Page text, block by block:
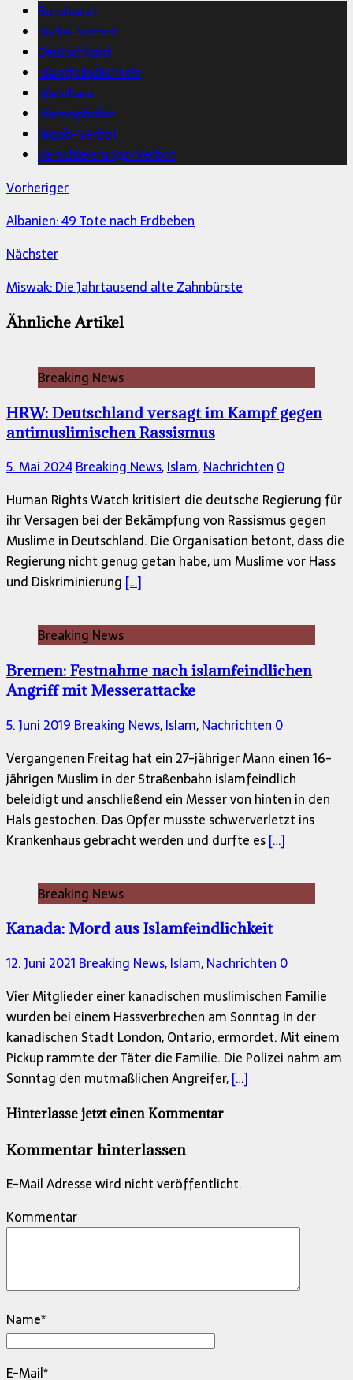
Bundesrat
Burka-Verbot
Deutschland
Islamfeindlichkeit
Islamhass
Islamophobie
Niqab-Verbot
Verschleierungs-Verbot
Vorheriger
Albanien: 49 Tote nach Erdbeben
Nächster
Miswak: Die Jahrtausend alte Zahnbürste
Ähnliche Artikel
Breaking News
HRW: Deutschland versagt im Kampf gegen
antimuslimischen Rassismus
5. Mai 2024Breaking News,Islam,Nachrichten0
Human Rights Watch kritisiert die deutsche Regierung für
ihr Versagen bei der Bekämpfung von Rassismus gegen
Muslime in Deutschland. Die Organisation betont, dass die
Regierung nicht genug getan habe, um Muslime vor Hass
und Diskriminierung […]
Breaking News
Bremen: Festnahme nach islamfeindlichen
Angriff mit Messerattacke
5. Juni 2019 Breaking News,Islam,Nachrichten 0
Vergangenen Freitag hat ein 27-jähriger Mann einen 16-
jährigen Muslim in der Straßenbahn islamfeindlich
beleidigt und anschließend ein Messer von hinten in den
Hals gestochen. Das Opfer musste schwerverletzt ins
Krankenhaus gebracht werden und durfte es[…]
Breaking News
Kanada: Mord aus Islamfeindlichkeit
12. Juni 2021 Breaking News,Islam,Nachrichten 0
Vier Mitglieder einer kanadischen muslimischen Familie
wurden bei einem Hassverbrechen am Sonntag in der
kanadischen Stadt London, Ontario, ermordet. Mit einem
Pickup rammte der Täter die Familie. Die Polizei nahm am
Sonntag den mutmaßlichen Angreifer,[…]
Hinterlasse jetzt einen Kommentar
Kommentar hinterlassen
E-Mail Adresse wird nicht veröffentlicht.
Kommentar
Name*
E-Mail*